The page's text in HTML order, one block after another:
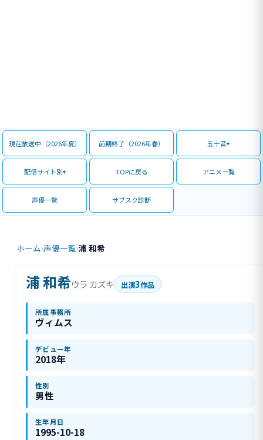
現在放送中（2026年夏） 前期終了（2026年春） 五十音
配信サイト別 TOPに戻る アニメ一覧
声優一覧 サブスク診断
ホーム›声優一覧›浦 和希
浦 和希ウラ カズキ 出演3作品
所属事務所
ヴィムス
デビュー年
2018年
性別
男性
生年月日
1995-10-18